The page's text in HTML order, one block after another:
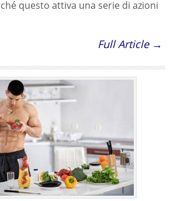
questo attiva una serie di azioni
Full Article →